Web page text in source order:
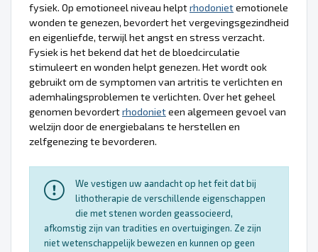
fysiek. Op emotioneel niveau helptrhodonietemotionele
wonden te genezen, bevordert het vergevingsgezindheid
en eigenliefde, terwijl het angst en stress verzacht.
Fysiek is het bekend dat het de bloedcirculatie
stimuleert en wonden helpt genezen. Het wordt ook
gebruikt om de symptomen van artritis te verlichten en
ademhalingsproblemen te verlichten. Over het geheel
genomen bevordertrhodonieteen algemeen gevoel van
welzijn door de energiebalans te herstellen en
zelfgenezing te bevorderen.
We vestigen uw aandacht op het feit dat bij
lithotherapie de verschillende eigenschappen
die met stenen worden geassocieerd,
afkomstig zijn van tradities en overtuigingen. Ze zijn
niet wetenschappelijk bewezen en kunnen op geen